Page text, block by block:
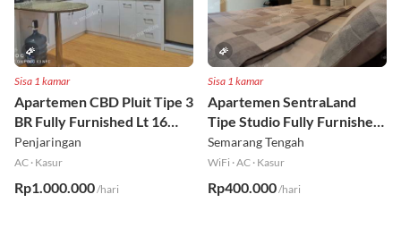
Sisa 1 kamar
Apartemen CBD Pluit Tipe 3
BR Fully Furnished Lt 16
Utara
Penjaringan
AC · Kasur
Rp1.000.000/hari
Sisa 1 kamar
Apartemen SentraLand
Tipe Studio Fully Furnished
Lt 8
Semarang Tengah
WiFi ·AC · Kasur
Rp400.000/hari